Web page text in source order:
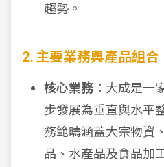
趨勢。
2. 主要業務與產品組合
核心業務 ：大成是一
步發展為垂直與水平
務範疇涵蓋大宗物資
品、水產品及食品加